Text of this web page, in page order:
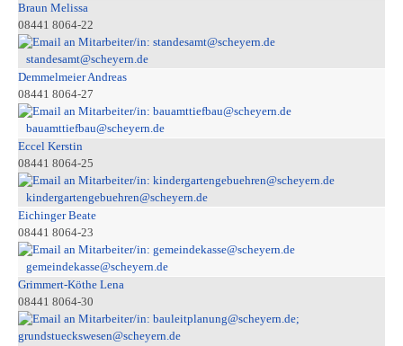
Braun Melissa
08441 8064-22
standesamt@scheyern.de
Demmelmeier Andreas
08441 8064-27
bauamttiefbau@scheyern.de
Eccel Kerstin
08441 8064-25
kindergartengebuehren@scheyern.de
Eichinger Beate
08441 8064-23
gemeindekasse@scheyern.de
Grimmert-Köthe Lena
08441 8064-30